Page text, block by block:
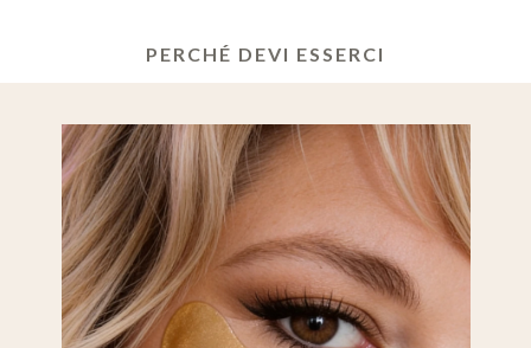
PERCHÉ DEVI ESSERCI